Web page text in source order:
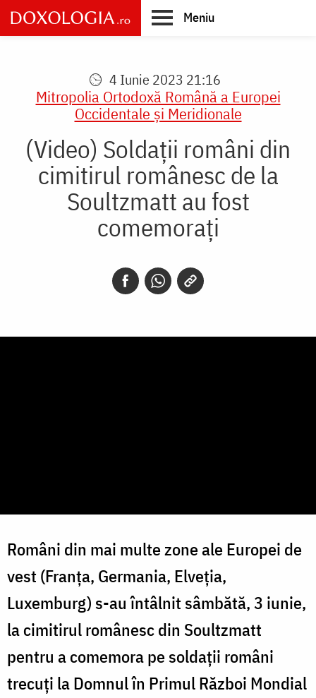
Skip
to
main
Meniu
4 Iunie 2023 21:16
Mitropolia Ortodoxă Română a Europei
Occidentale şi Meridionale
(Video) Soldații români din
cimitirul românesc de la
Soultzmatt au fost
comemorați
Români din mai multe zone ale Europei de
vest (Franța, Germania, Elveția,
Luxemburg) s-au întâlnit sâmbătă, 3 iunie,
la cimitirul românesc din Soultzmatt
pentru a comemora pe soldații români
trecuți la Domnul în Primul Război Mondial